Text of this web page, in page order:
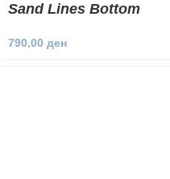
Sand Lines Bottom
790,00 ден